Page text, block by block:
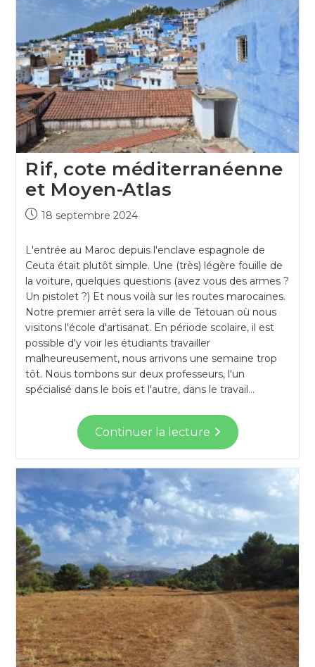
Rif, cote méditerranéenne
et Moyen-Atlas
18 septembre 2024
L'entrée au Maroc depuis l'enclave espagnole de
Ceuta était plutôt simple. Une (très) légère fouille de
la voiture, quelques questions (avez vous des armes ?
Un pistolet ?) Et nous voilà sur les routes marocaines.
Notre premier arrêt sera la ville de Tetouan où nous
visitons l'école d'artisanat. En période scolaire, il est
possible d'y voir les étudiants travailler
malheureusement, nous arrivons une semaine trop
tôt. Nous tombons sur deux professeurs, l'un
spécialisé dans le bois et l'autre, dans le travail…
Continuer la lecture